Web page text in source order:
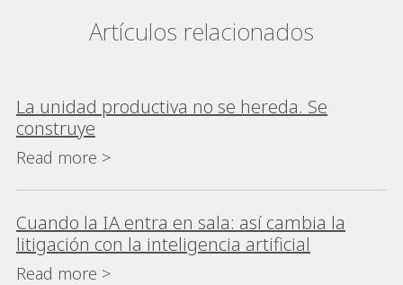
Artículos relacionados
La unidad productiva no se hereda. Se
construye
Read more >
Cuando la IA entra en sala: así cambia la
litigación con la inteligencia artificial
Read more >